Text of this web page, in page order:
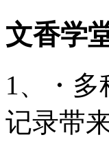
文香学
1、・
记录带